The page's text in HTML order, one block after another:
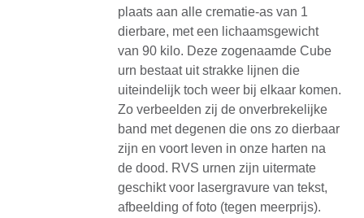
plaats aan alle crematie-as van 1
dierbare, met een lichaamsgewicht
van 90 kilo. Deze zogenaamde Cube
urn bestaat uit strakke lijnen die
uiteindelijk toch weer bij elkaar komen.
Zo verbeelden zij de onverbrekelijke
band met degenen die ons zo dierbaar
zijn en voort leven in onze harten na
de dood. RVS urnen zijn uitermate
geschikt voor lasergravure van tekst,
afbeelding of foto (tegen meerprijs).